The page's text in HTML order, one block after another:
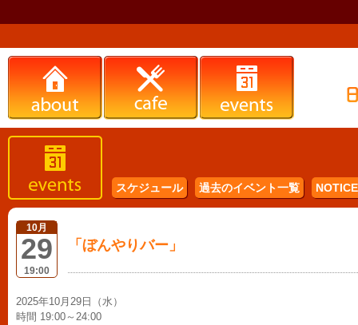
スケジュール 過去のイベント一覧
10月
29
19:00
「ぼんやりバー」
2025年10月29日（水）
時間 19:00～24:00